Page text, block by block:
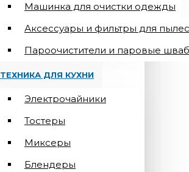
Машинка для очистки одежды
Аксессуары и фильтры для
Пароочистители и паровые
ТЕХНИКА ДЛЯ КУХНИ
Электрочайники
Тостеры
Миксеры
Блендеры